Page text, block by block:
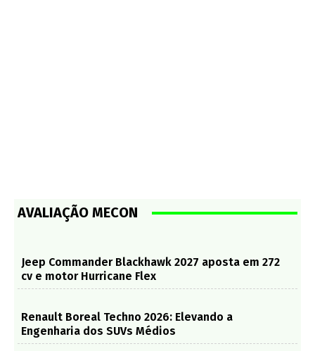
AVALIAÇÃO MECON
Jeep Commander Blackhawk 2027 aposta em 272
cv e motor Hurricane Flex
Renault Boreal Techno 2026: Elevando a
Engenharia dos SUVs Médios